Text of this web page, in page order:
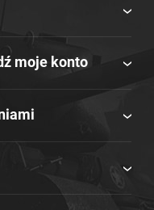
moje konto